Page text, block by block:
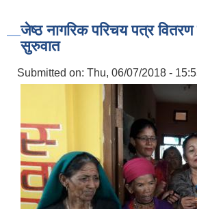
जेष्ठ नागरिक परिचय पत्र वितरण
सुरुवात
Submitted on: Thu, 06/07/2018 -